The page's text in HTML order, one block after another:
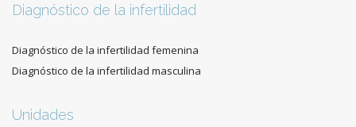
Diagnóstico de la infertilidad
Diagnóstico de la infertilidad femenina
Diagnóstico de la infertilidad masculina
Unidades